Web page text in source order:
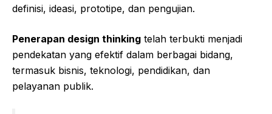
definisi, ideasi, prototipe, dan pengujian.
Penerapan design thinking telah terbukti menjadi
pendekatan yang efektif dalam berbagai bidang,
termasuk bisnis, teknologi, pendidikan, dan
pelayanan publik.